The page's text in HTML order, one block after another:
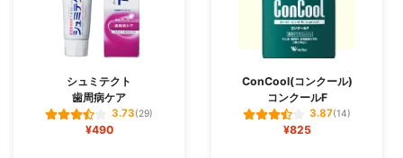
シュミテクト
歯周病ケア
3.73(29)
¥490
ConCool(コンクール)
コンクールF
3.87(14)
¥825